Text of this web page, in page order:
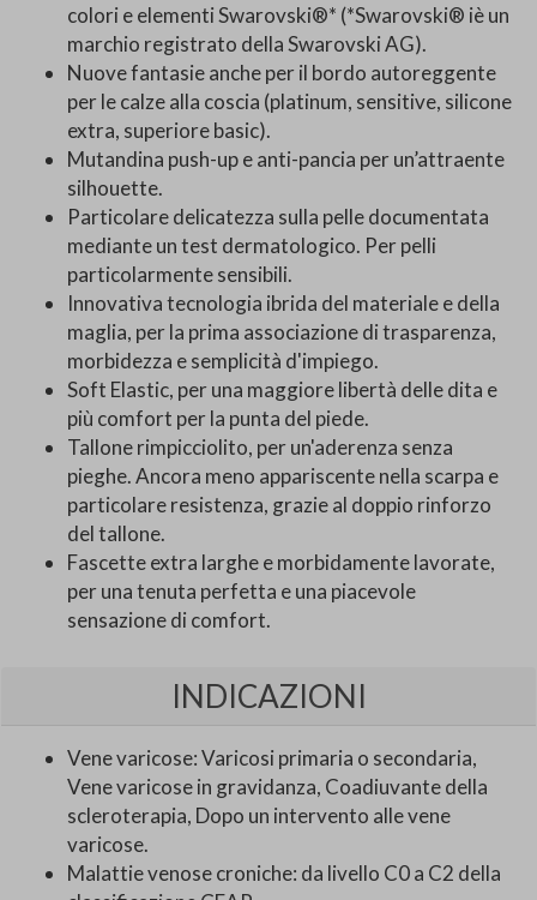
colori e elementi Swarovski®* (*Swarovski® iè un
marchio registrato della Swarovski AG).
Nuove fantasie anche per il bordo autoreggente
per le calze alla coscia (platinum, sensitive, silicone
extra, superiore basic).
Mutandina push-up e anti-pancia per un’attraente
silhouette.
Particolare delicatezza sulla pelle documentata
mediante un test dermatologico. Per pelli
particolarmente sensibili.
Innovativa tecnologia ibrida del materiale e della
maglia, per la prima associazione di trasparenza,
morbidezza e semplicità d'impiego.
Soft Elastic, per una maggiore libertà delle dita e
più comfort per la punta del piede.
Tallone rimpicciolito, per un'aderenza senza
pieghe. Ancora meno appariscente nella scarpa e
particolare resistenza, grazie al doppio rinforzo
del tallone.
Fascette extra larghe e morbidamente lavorate,
per una tenuta perfetta e una piacevole
sensazione di comfort.
INDICAZIONI
Vene varicose: Varicosi primaria o secondaria,
Vene varicose in gravidanza, Coadiuvante della
scleroterapia, Dopo un intervento alle vene
varicose.
Malattie venose croniche: da livello C0 a C2 della